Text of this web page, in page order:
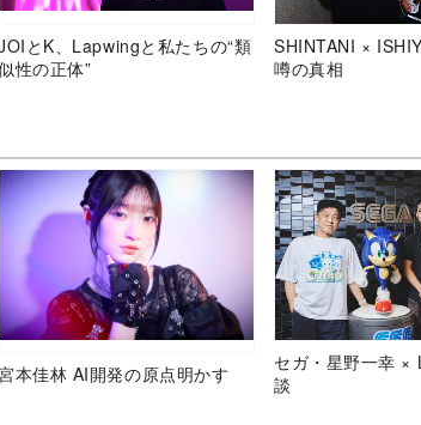
とK、Lapwingと私たちの“類
性の正体”
SHINTANI ×
噂の真相
本佳林 AI開発の原点明かす
セガ・星野一幸 ×
談